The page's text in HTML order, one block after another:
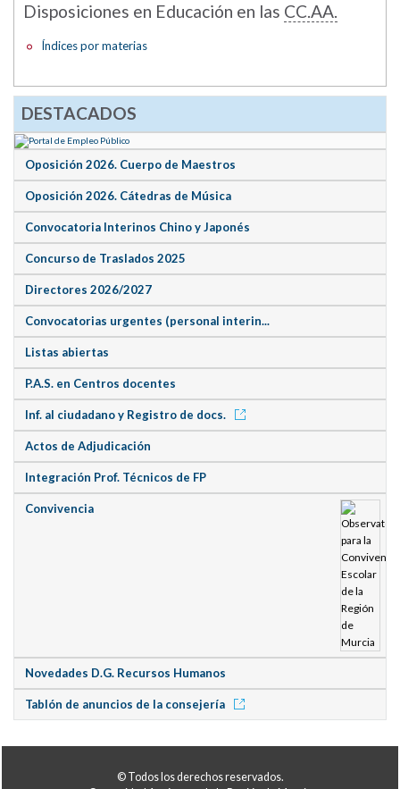
Disposiciones en Educación en las CC.AA.
Índices por materias
DESTACADOS
Oposición 2026. Cuerpo de Maestros
Oposición 2026. Cátedras de Música
Convocatoria Interinos Chino y Japonés
Concurso de Traslados 2025
Directores 2026/2027
Convocatorias urgentes (personal interin...
Listas abiertas
P.A.S. en Centros docentes
Inf. al ciudadano y Registro de docs.
Actos de Adjudicación
Integración Prof. Técnicos de FP
Convivencia
Novedades D.G. Recursos Humanos
Tablón de anuncios de la consejería
© Todos los derechos reservados.